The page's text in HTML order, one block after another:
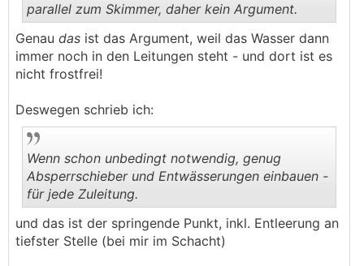
..
parallel zum Skimmer, daher kein Argument.
Genau das ist das Argument, weil das Wasser dann
immer noch in den Leitungen steht - und dort ist es
nicht frostfrei!
Deswegen schrieb ich:
..
Wenn schon unbedingt notwendig, genug
Absperrschieber und Entwässerungen einbauen -
für jede Zuleitung.
und das ist der springende Punkt, inkl. Entleerung an
tiefster Stelle (bei mir im Schacht)